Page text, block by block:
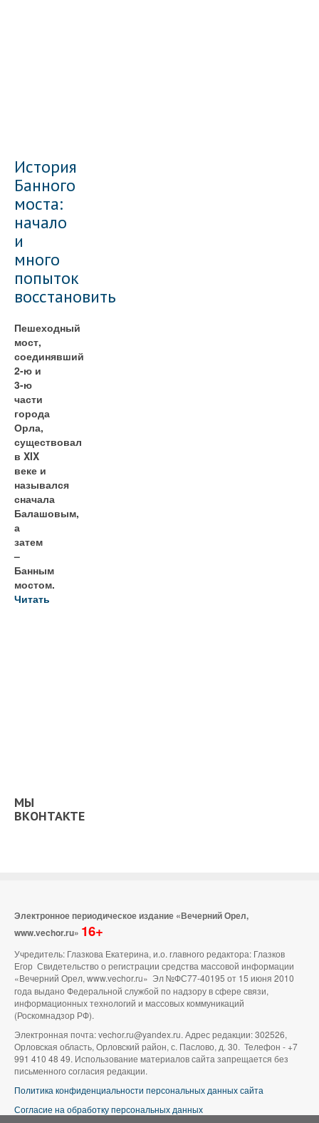
История
Банного
моста:
начало
и
много
попыток
восстановить
Пешеходный
мост,
соединявший
2-ю и
3-ю
части
города
Орла,
существовал
в XIX
веке и
назывался
сначала
Балашовым,
а
затем
–
Банным
мостом.
Читать
МЫ
ВКОНТАКТЕ
Электронное периодическое издание «Вечерний Орел,
www.vechor.ru» 16+
Учредитель: Глазкова Екатерина, и.о. главного редактора: Глазков
Егор Свидетельство о регистрации средства массовой информации
«Вечерний Орел, www.vechor.ru» Эл №ФС77-40195 от 15 июня 2010
года выдано Федеральной службой по надзору в сфере связи,
информационных технологий и массовых коммуникаций
(Роскомнадзор РФ).
Электронная почта: vechor.ru@yandex.ru. Адрес редакции: 302526,
Орловская область, Орловский район, с. Паслово, д. 30. Телефон - +7
991 410 48 49. Использование материалов сайта запрещается без
письменного согласия редакции.
Политика конфиденциальности персональных данных сайта
Согласие на обработку персональных данных